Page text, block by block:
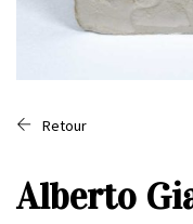
Retour
Alberto